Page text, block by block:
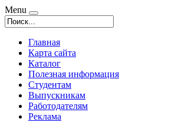
Menu
Главная
Карта сайта
Каталог
Полезная информация
Студентам
Выпускникам
Работодателям
Реклама